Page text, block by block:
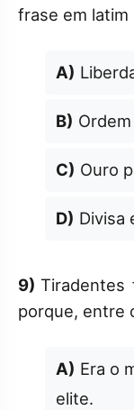
frase em latim
A)
B)
C) Ouro
D) Divisa
9) Tiradentes
porque, entre
A) Era o
elite.